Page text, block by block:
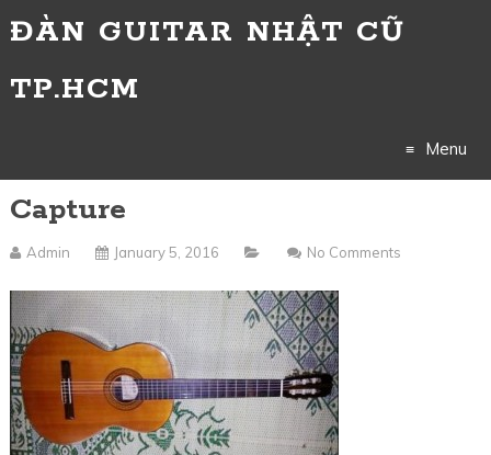
ĐÀN GUITAR NHẬT CŨ
TP.HCM
Menu
Capture
Admin January 5, 2016 No Comments